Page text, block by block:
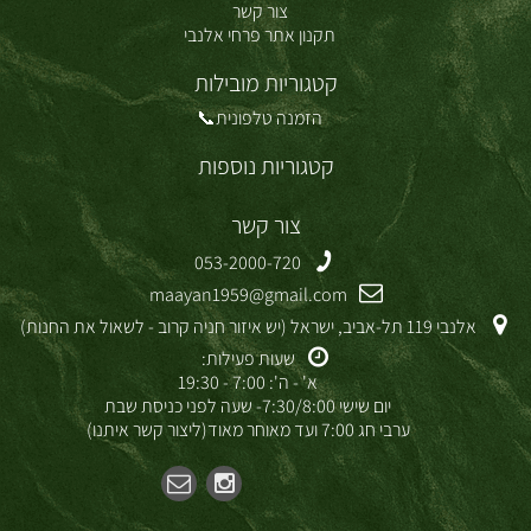
צור קשר
תקנון אתר פרחי אלנבי
קטגוריות מובילות
הזמנה טלפונית📞
קטגוריות נוספות
צור קשר
053-2000-720
maayan1959@gmail.com
אלנבי 119 תל-אביב, ישראל (יש איזור חניה קרוב - לשאול את החנות)
שעות פעילות:
א' - ה': 7:00 - 19:30
יום שישי 7:30/8:00- שעה לפני כניסת שבת
ערבי חג 7:00 ועד מאוחר מאוד(ליצור קשר איתנו)